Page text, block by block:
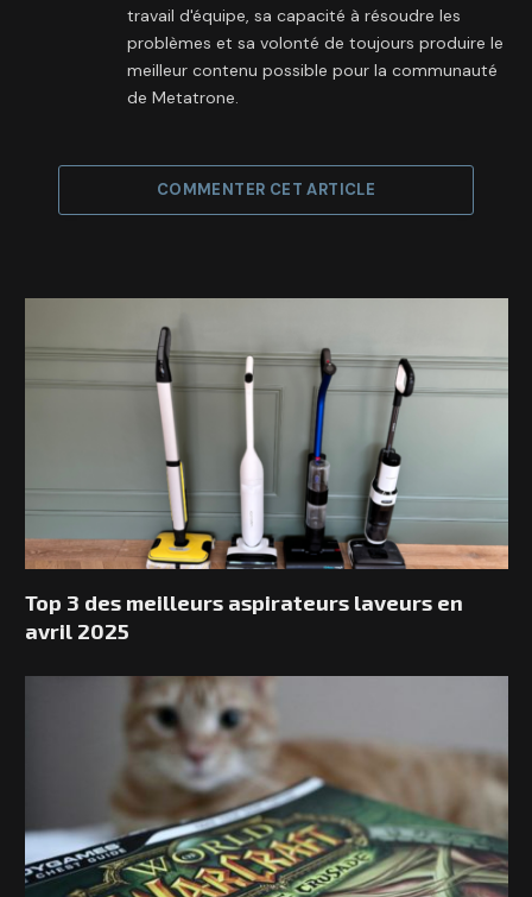
travail d'équipe, sa capacité à résoudre les
problèmes et sa volonté de toujours produire le
meilleur contenu possible pour la communauté
de Metatrone.
COMMENTER CET ARTICLE
Top 3 des meilleurs aspirateurs laveurs en
avril 2025